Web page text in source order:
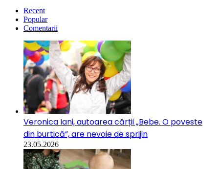
Recent
Popular
Comentarii
Veronica Iani, autoarea cărții „Bebe. O poveste
din burtică”, are nevoie de sprijin
23.05.2026